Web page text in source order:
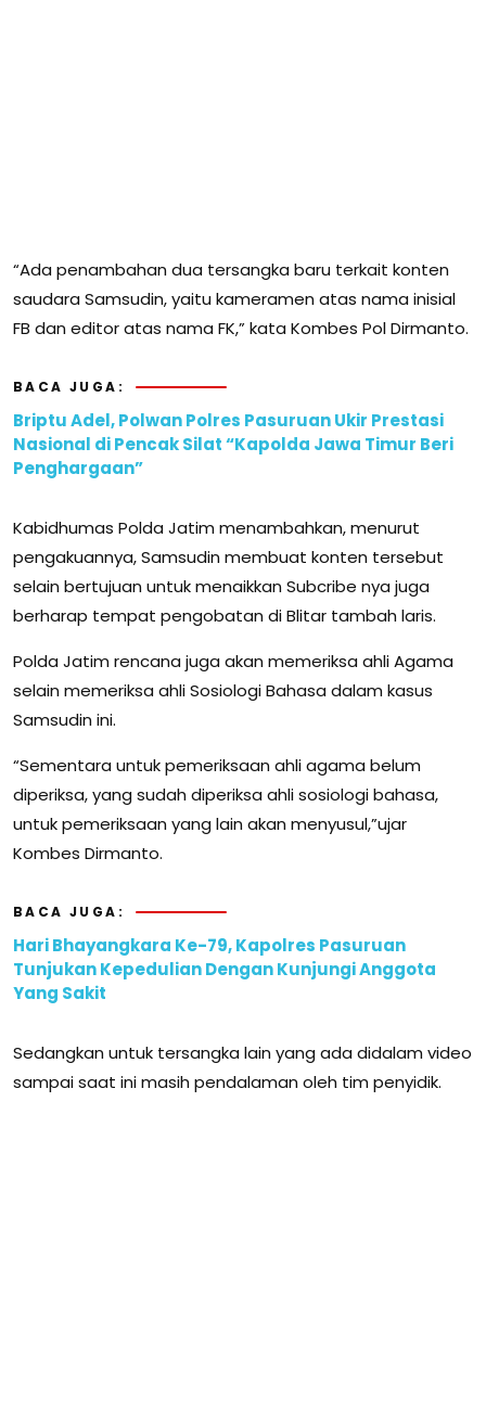
“Ada penambahan dua tersangka baru terkait konten
saudara Samsudin, yaitu kameramen atas nama inisial
FB dan editor atas nama FK,” kata Kombes Pol Dirmanto.
BACA JUGA:
Briptu Adel, Polwan Polres Pasuruan Ukir Prestasi
Nasional di Pencak Silat “Kapolda Jawa Timur Beri
Penghargaan”
Kabidhumas Polda Jatim menambahkan, menurut
pengakuannya, Samsudin membuat konten tersebut
selain bertujuan untuk menaikkan Subcribe nya juga
berharap tempat pengobatan di Blitar tambah laris.
Polda Jatim rencana juga akan memeriksa ahli Agama
selain memeriksa ahli Sosiologi Bahasa dalam kasus
Samsudin ini.
“Sementara untuk pemeriksaan ahli agama belum
diperiksa, yang sudah diperiksa ahli sosiologi bahasa,
untuk pemeriksaan yang lain akan menyusul,”ujar
Kombes Dirmanto.
BACA JUGA:
Hari Bhayangkara Ke-79, Kapolres Pasuruan
Tunjukan Kepedulian Dengan Kunjungi Anggota
Yang Sakit
Sedangkan untuk tersangka lain yang ada didalam video
sampai saat ini masih pendalaman oleh tim penyidik.